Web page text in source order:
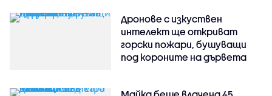
Дронове с изкуствен
интелект ще откриват
горски пожари, бушуващи
под короните на дървета